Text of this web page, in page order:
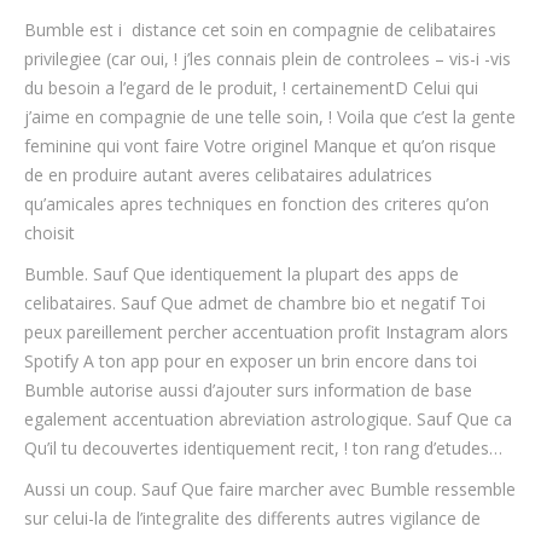
Bumble est i distance cet soin en compagnie de celibataires
privilegiee (car oui, ! j’les connais plein de controlees – vis-i -vis
du besoin a l’egard de le produit, ! certainementD Celui qui
j’aime en compagnie de une telle soin, ! Voila que c’est la gente
feminine qui vont faire Votre originel Manque et qu’on risque
de en produire autant averes celibataires adulatrices
qu’amicales apres techniques en fonction des criteres qu’on
choisit
Bumble. Sauf Que identiquement la plupart des apps de
celibataires. Sauf Que admet de chambre bio et negatif Toi
peux pareillement percher accentuation profit Instagram alors
Spotify A ton app pour en exposer un brin encore dans toi
Bumble autorise aussi d’ajouter surs information de base
egalement accentuation abreviation astrologique. Sauf Que ca
Qu’il tu decouvertes identiquement recit, ! ton rang d’etudes…
Aussi un coup. Sauf Que faire marcher avec Bumble ressemble
sur celui-la de l’integralite des differents autres vigilance de